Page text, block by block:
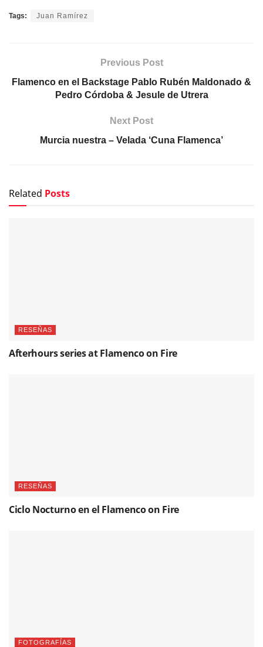
Tags: Juan Ramírez
Previous Post
Flamenco en el Backstage Pablo Rubén Maldonado &
Pedro Córdoba & Jesule de Utrera
Next Post
Murcia nuestra – Velada ‘Cuna Flamenca’
Related Posts
RESEÑAS
Afterhours series at Flamenco on Fire
RESEÑAS
Ciclo Nocturno en el Flamenco on Fire
FOTOGRAFÍAS